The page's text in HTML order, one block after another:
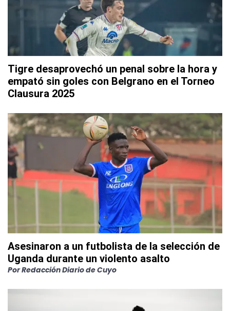
Tigre desaprovechó un penal sobre la hora y
empató sin goles con Belgrano en el Torneo
Clausura 2025
Asesinaron a un futbolista de la selección de
Uganda durante un violento asalto
PorRedacción Diario de Cuyo